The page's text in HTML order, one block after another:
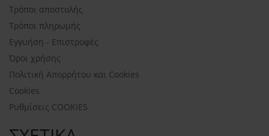
Τρόποι αποστολής
Τρόποι πληρωμής
Εγγυήση - Επιστροφές
Όροι χρήσης
Πολιτική Απορρήτου και Cookies
Cookies
Ρυθμίσεις COOKIES